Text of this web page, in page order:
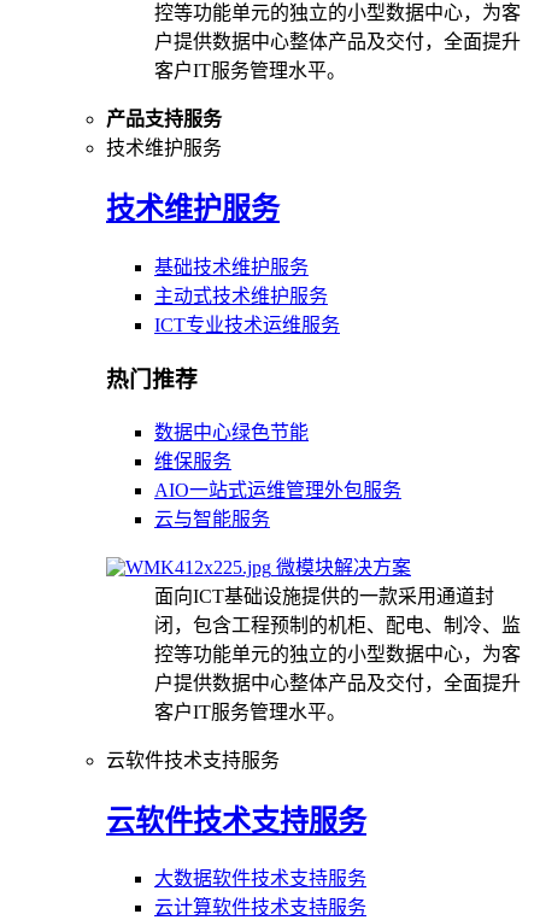
控等功能单元的独立的小型数据中心，为客
户提供数据中心整体产品及交付，全面提升
客户IT服务管理水平。
产品支持服务
技术维护服务
技术维护服务
基础技术维护服务
主动式技术维护服务
ICT专业技术运维服务
热门推荐
数据中心绿色节能
维保服务
AIO一站式运维管理外包服务
云与智能服务
微模块解决方案
面向ICT基础设施提供的一款采用通道封
闭，包含工程预制的机柜、配电、制冷、监
控等功能单元的独立的小型数据中心，为客
户提供数据中心整体产品及交付，全面提升
客户IT服务管理水平。
云软件技术支持服务
云软件技术支持服务
大数据软件技术支持服务
云计算软件技术支持服务